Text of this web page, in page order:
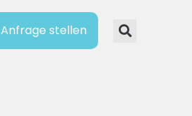
Anfrage stellen